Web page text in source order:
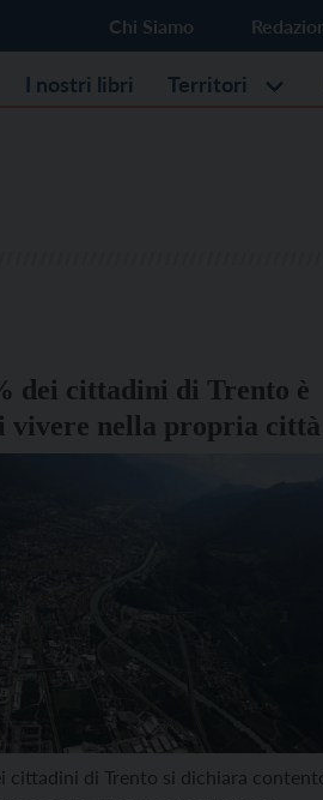
Chi Siamo
I nostri libri Territori
dei cittadini di Trento è
vivere nella propria città
cittadini di Trento si dichiara